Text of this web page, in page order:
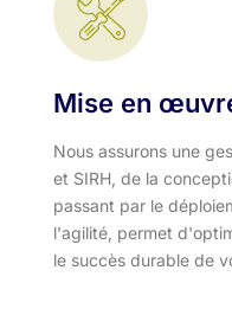
Mise en
Nous assurons une
et SIRH, de la
passant par le
l'agilité, permet
le succès durable de